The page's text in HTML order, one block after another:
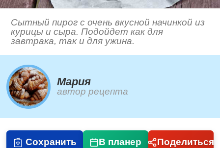
Сытный пирог с очень вкусной начинкой из
курицы и сыра. Подойдет как для
завтрака, так и для ужина.
Мария
автор рецепта
Сохранить В планер Поделиться